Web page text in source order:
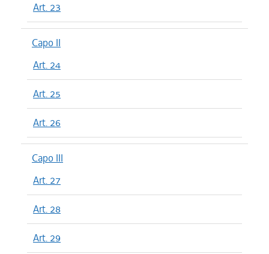
Art. 23
Capo II
Art. 24
Art. 25
Art. 26
Capo III
Art. 27
Art. 28
Art. 29